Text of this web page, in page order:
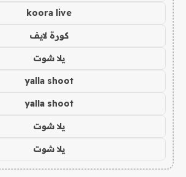
koora live
كورة لايف
يلا شوت
yalla shoot
yalla shoot
يلا شوت
يلا شوت